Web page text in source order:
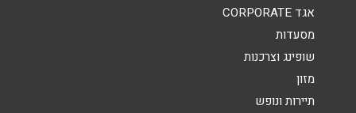
אגד CORPORATE
מסעדות
שופינג וצרכנות
מזון
תיירות ונופש